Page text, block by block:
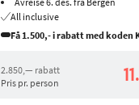
All inclusive
Få 1.500,- i rabatt med koden
2.850,— rabatt
Pris pr. person